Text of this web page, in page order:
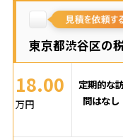
東京都渋谷区の
18.00
万円
定期的な
問はなし